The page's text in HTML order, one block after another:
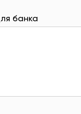
банка